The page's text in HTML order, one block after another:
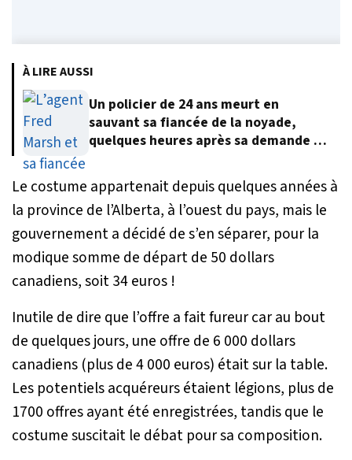
À LIRE AUSSI
Un policier de 24 ans meurt en
sauvant sa fiancée de la noyade,
quelques heures après sa demande en
Le costume appartenait depuis quelques années à
la province de l’Alberta, à l’ouest du pays, mais le
gouvernement a décidé de s’en séparer, pour la
modique somme de départ de 50 dollars
canadiens, soit 34 euros !
Inutile de dire que l’offre a fait fureur car au bout
de quelques jours, une offre de 6 000 dollars
canadiens (plus de 4 000 euros) était sur la table.
Les potentiels acquéreurs étaient légions, plus de
1700 offres ayant été enregistrées, tandis que le
costume suscitait le débat pour sa composition.